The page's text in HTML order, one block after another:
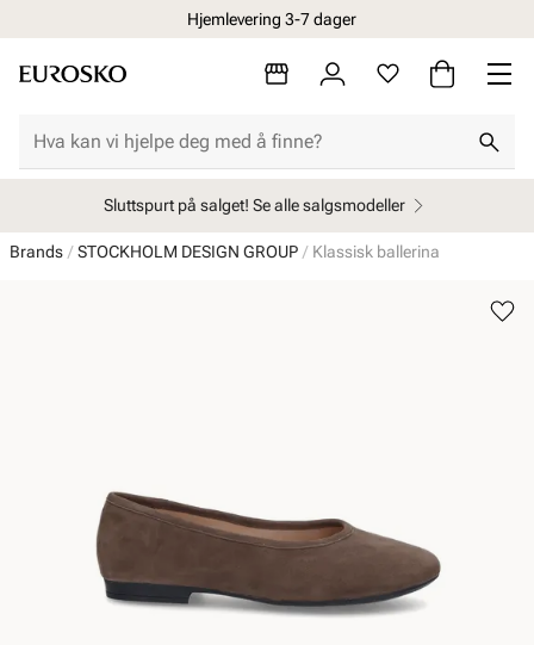
Hjemlevering 3-7 dager
Sluttspurt på salget! Se alle salgsmodeller
Brands STOCKHOLM DESIGN GROUP Klassisk ballerina